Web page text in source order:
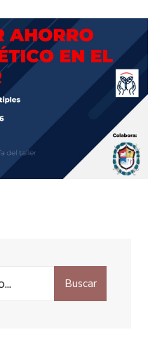
Buscar